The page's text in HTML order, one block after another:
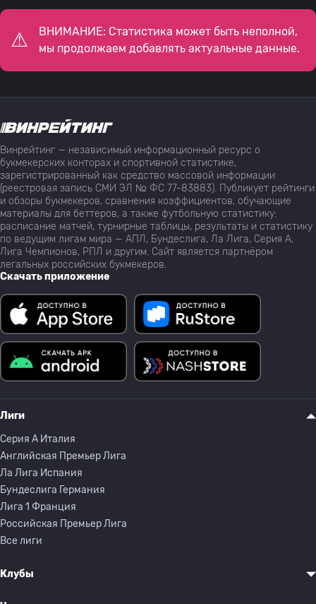
ВНИМАНИЕ: Статистика может быть неполной,
мы продолжаем добавлять актуальные данные.
Винрейтинг — независимый информационный ресурс о
букмекерских конторах и спортивной статистике,
зарегистрированный как средство массовой информации
(реестровая запись СМИ ЭЛ № ФС 77-83883). Публикует рейтинги
и обзоры букмекеров, сравнения коэффициентов, обучающие
материалы для беттеров, а также футбольную статистику:
расписание матчей, турнирные таблицы, результаты и статистику
по ведущим лигам мира — АПЛ, Бундеслига, Ла Лига, Серия А,
Лига Чемпионов, РПЛ и другим. Сайт является партнёром
легальных российских букмекеров.
Скачать приложение
Лиги
Серия A Италия
Английская Премьер Лига
Ла Лига Испания
Бундеслига Германия
Лига 1 Франция
Российская Премьер Лига
Все лиги
Клубы